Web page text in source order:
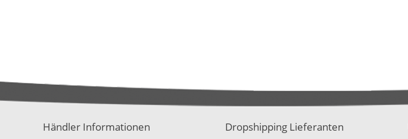
Händler Informationen Dropshipping Lieferanten